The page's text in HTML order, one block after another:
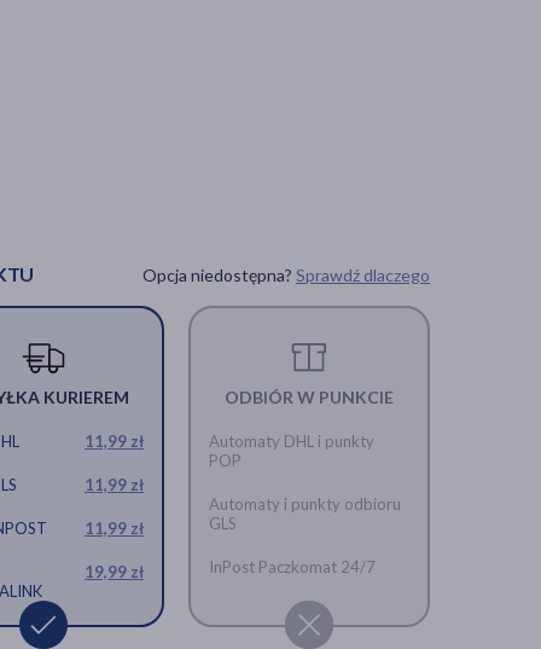
0,9-1,1 g, 40
Opcja niedostępna? Sprawdź dlaczego
KURIEREM
11,99 zł
11,99 zł
11,99 zł
19,99 zł
ODBIÓR W PUNKCIE
Automaty DHL i punkty
POP
Automaty i punkty odbioru
GLS
InPost Paczkomat 24/7